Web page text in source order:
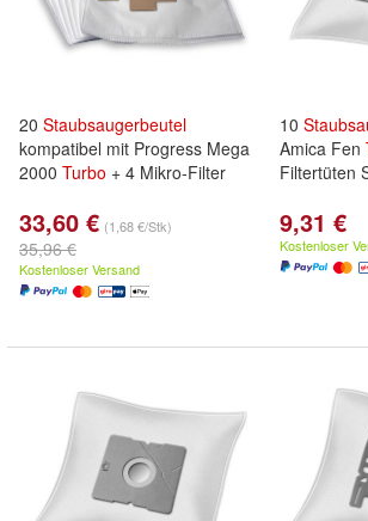
20 Staubsaugerbeutel
kompatibel mit Progress Mega
2000 Turbo + 4 Mikro-Filter
33,60 € (1,68 €/Stk)
35,96 €
Kostenloser Versand
10
Amica Fen
Filtertüten
9,31 €
Kostenloser